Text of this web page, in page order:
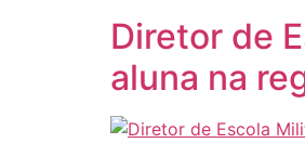
Diretor de
aluna na